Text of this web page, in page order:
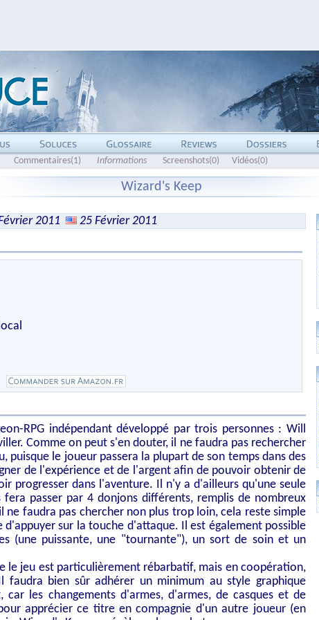
Commentaires(1) Informations Screenshots(0) Vidéos(0)
Wizard's Keep
2011
25 Février 2011
RPG indépendant développé par trois personnes : Will
Comme on peut s'en douter, il ne faudra pas rechercher
puisque le joueur passera la plupart de son temps dans des
de l'expérience et de l'argent afin de pouvoir obtenir de
progresser dans l'aventure. Il n'y a d'ailleurs qu'une seule
passer par 4 donjons différents, remplis de nombreux
ne faudra pas chercher non plus trop loin, cela reste simple
sur la touche d'attaque. Il est également possible
(une puissante, une "tournante"), un sort de soin et un
le jeu est particulièrement rébarbatif, mais en coopération,
bien sûr adhérer un minimum au style graphique
car les changements d'armes, d'armes, de casques et de
apprécier ce titre en compagnie d'un autre joueur (en